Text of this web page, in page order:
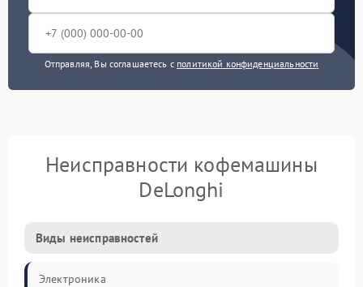
Отправляя, Вы соглашаетесь с политикой конфиденциальности
Неисправности кофемашины
DeLonghi
Виды неисправностей
Электроника